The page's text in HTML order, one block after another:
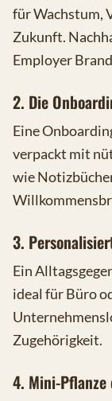
für Wachstum,
Zukunft.
Employer
2. Die
Eine
verpackt mit
wie
3.
Ein
ideal für Büro
Zugehörigkeit.
4. Mini-Pflanze